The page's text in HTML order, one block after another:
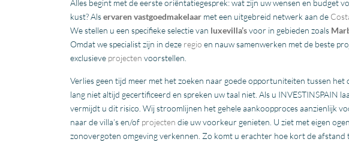
Alles begint met de eerste oriëntatiegesprek: wat zijn uw wensen en budget
kust? Alservaren vastgoedmakelaar met een uitgebreid netwerk aan de
We stellen u een specifieke selectie van luxevilla’svoor in gebieden zoals
Omdat we specialist zijn in deze regio en nauw samenwerken met de beste
exclusieve projecten voorstellen.
Verlies geen tijd meer met het zoeken naar goede opportuniteiten tussen
lang niet altijd gecertificeerd en spreken uw taal niet. Als u INVESTINSPAIN
vermijdt u dit risico. Wij stroomlijnen het gehele aankoopproces aanzienlijk
naar de villa’s en/of projecten die uw voorkeur genieten. U ziet met eigen
zonovergoten omgeving verkennen. Zo komt u erachter hoe kort de